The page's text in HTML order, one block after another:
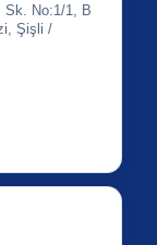
Sk. No:1/1, B
Şişli /